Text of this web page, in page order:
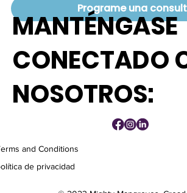
and Conditions
de privacidad
Programe una
MANTÉNGASE
CONECTADO
NOSOTROS: